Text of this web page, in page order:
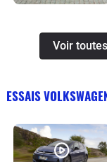
Voir
ESSAIS